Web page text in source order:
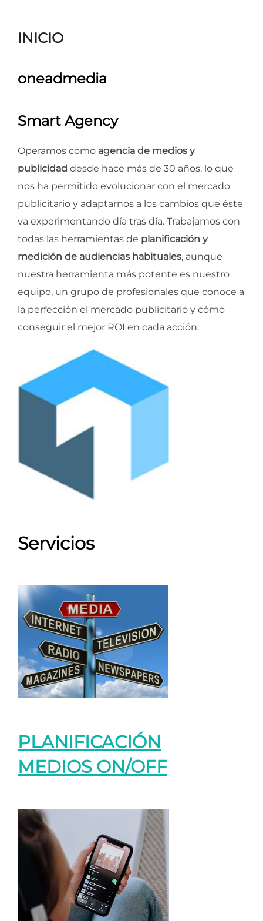
INICIO
oneadmedia
Smart Agency
Operamos como agencia de medios y
publicidad desde hace más de 30 años, lo que
nos ha permitido evolucionar con el mercado
publicitario y adaptarnos a los cambios que éste
va experimentando día tras día. Trabajamos con
todas las herramientas de planificación y
medición de audiencias habituales, aunque
nuestra herramienta más potente es nuestro
equipo, un grupo de profesionales que conoce a
la perfección el mercado publicitario y cómo
conseguir el mejor ROI en cada acción.
Servicios
PLANIFICACIÓN
MEDIOS ON/OFF